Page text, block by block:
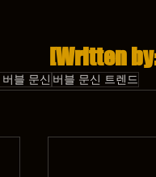
[Written
블 문신 버블 문신 트렌드